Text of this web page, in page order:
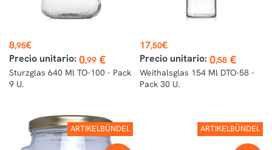
Preis
8,95€
Precio unitario: 0,99 €
Sturzglas 640 Ml TO-100 - Pack
9 U.
Preis
17,50€
Precio unitario: 0,58€
Weithalsglas 154 Ml DTO-58 -
Pack 30 U.
ARTIKELBÜNDEL ARTIKELBÜNDEL